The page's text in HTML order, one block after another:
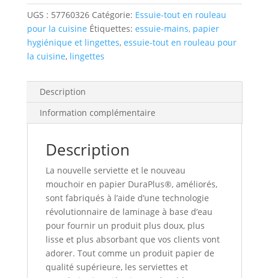
duraplus®,
2 épaisseurs,
blanc,
70 feuilles/rl,
15/cs,
canada
UGS : 57760326 Catégorie: Essuie-tout en rouleau
pour la cuisine Étiquettes: essuie-mains, papier
hygiénique et lingettes, essuie-tout en rouleau pour
la cuisine, lingettes
Description
Information complémentaire
Description
La nouvelle serviette et le nouveau
mouchoir en papier DuraPlus®, améliorés,
sont fabriqués à l’aide d’une technologie
révolutionnaire de laminage à base d’eau
pour fournir un produit plus doux, plus
lisse et plus absorbant que vos clients vont
adorer. Tout comme un produit papier de
qualité supérieure, les serviettes et